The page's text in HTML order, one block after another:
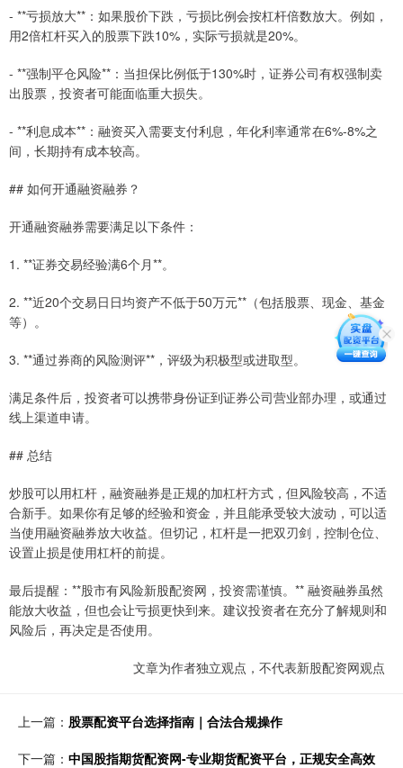
- **亏损放大**：如果股价下跌，亏损比例会按杠杆倍数放大。例如，
用2倍杠杆买入的股票下跌10%，实际亏损就是20%。
- **强制平仓风险**：当担保比例低于130%时，证券公司有权强制卖
出股票，投资者可能面临重大损失。
- **利息成本**：融资买入需要支付利息，年化利率通常在6%-8%之
间，长期持有成本较高。
## 如何开通融资融券？
开通融资融券需要满足以下条件：
1. **证券交易经验满6个月**。
2. **近20个交易日日均资产不低于50万元**（包括股票、现金、基金
等）。
3. **通过券商的风险测评**，评级为积极型或进取型。
满足条件后，投资者可以携带身份证到证券公司营业部办理，或通过
线上渠道申请。
## 总结
炒股可以用杠杆，融资融券是正规的加杠杆方式，但风险较高，不适
合新手。如果你有足够的经验和资金，并且能承受较大波动，可以适
当使用融资融券放大收益。但切记，杠杆是一把双刃剑，控制仓位、
设置止损是使用杠杆的前提。
最后提醒：**股市有风险新股配资网，投资需谨慎。** 融资融券虽然
能放大收益，但也会让亏损更快到来。建议投资者在充分了解规则和
风险后，再决定是否使用。
文章为作者独立观点，不代表新股配资网观点
上一篇： 股票配资平台选择指南｜合法合规操作
下一篇： 中国股指期货配资网-专业期货配资平台，正规安全高效